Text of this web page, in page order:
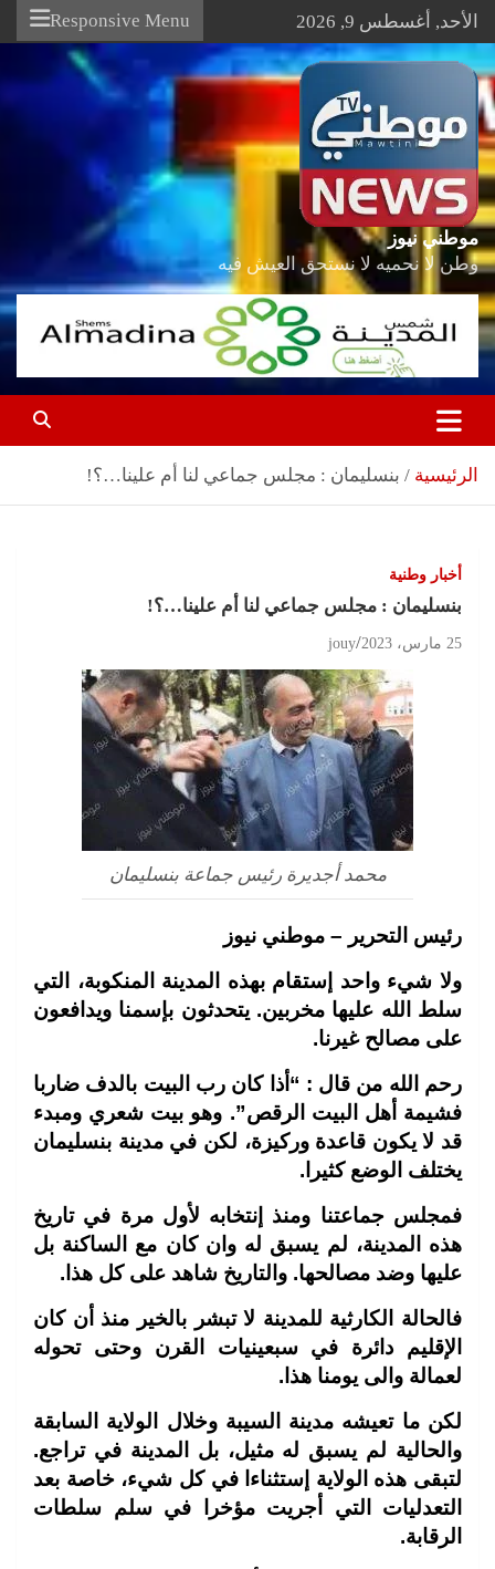
Skip
content
الأحد, أغسطس 9, 2026 Responsive Menu
موطني نيوز
وطن لا نحميه لا نستحق العيش فيه
الرئيسية بنسليمان : مجلس جماعي لنا أم علينا…؟!
أخبار وطنية
بنسليمان : مجلس جماعي لنا أم علينا…؟!
25 مارس، 2023 jouy
محمد أجديرة رئيس جماعة بنسليمان
رئيس التحرير – موطني نيوز
ولا شيء واحد إستقام بهذه المدينة المنكوبة، التي
سلط الله عليها مخربين. يتحدثون بإسمنا ويدافعون
على مصالح غيرنا.
رحم الله من قال : “أذا كان رب البيت بالدف ضاربا
فشيمة أهل البيت الرقص”. وهو بيت شعري ومبدء
قد لا يكون قاعدة وركيزة، لكن في مدينة بنسليمان
يختلف الوضع كثيرا .
فمجلس جماعتنا ومنذ إنتخابه لأول مرة في تاريخ
هذه المدينة، لم يسبق له وان كان مع الساكنة بل
عليها وضد مصالحها. والتاريخ شاهد على كل هذا .
فالحالة الكارثية للمدينة لا تبشر بالخير منذ أن كان
الإقليم دائرة في سبعينيات القرن وحتى تحوله
لعمالة والى يومنا هذا .
لكن ما تعيشه مدينة السيبة وخلال الولاية السابقة
والحالية لم يسبق له مثيل، بل المدينة في تراجع.
لتبقى هذه الولاية إستثناءا في كل شيء، خاصة بعد
التعدليات التي أجريت مؤخرا في سلم سلطات
الرقابة.